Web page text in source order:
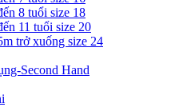
8 tuổi size 18
11 tuổi size 20
trở xuống size 24
Second Hand